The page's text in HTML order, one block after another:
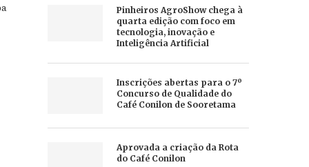
Pinheiros AgroShow chega à
quarta edição com foco em
tecnologia, inovação e
Inteligência Artificial
Inscrições abertas para o 7º
Concurso de Qualidade do
Café Conilon de Sooretama
Aprovada a criação da Rota
do Café Conilon